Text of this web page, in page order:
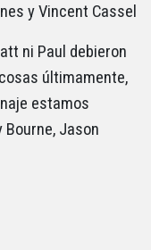
y Vincent Cassel
ni Paul debieron
últimamente,
estamos
Jason